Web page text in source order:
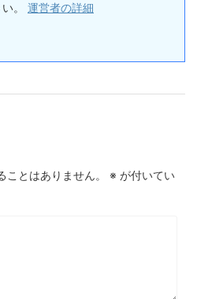
。 運営者の詳細
とはありません。 ※ が付いてい